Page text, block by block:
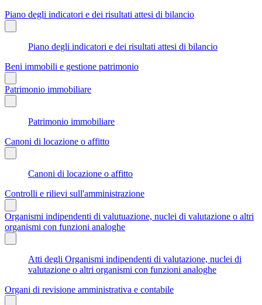
Piano degli indicatori e dei risultati attesi di bilancio
Piano degli indicatori e dei risultati attesi di bilancio
Beni immobili e gestione patrimonio
Patrimonio immobiliare
Patrimonio immobiliare
Canoni di locazione o affitto
Canoni di locazione o affitto
Controlli e rilievi sull'amministrazione
Organismi indipendenti di valutuazione, nuclei di valutazione o altri
organismi con funzioni analoghe
Atti degli Organismi indipendenti di valutazione, nuclei di
valutazione o altri organismi con funzioni analoghe
Organi di revisione amministrativa e contabile